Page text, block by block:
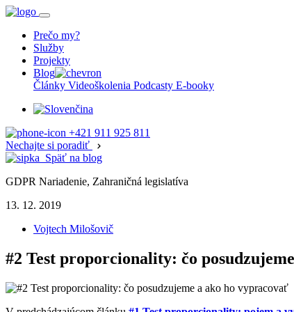
Prečo my?
Služby
Projekty
Blog
Články Videoškolenia Podcasty E-booky
+421 911 925 811
Nechajte si poradiť
Späť na blog
GDPR Nariadenie, Zahraničná legislatíva
13. 12. 2019
Vojtech Milošovič
#2 Test proporcionality: čo